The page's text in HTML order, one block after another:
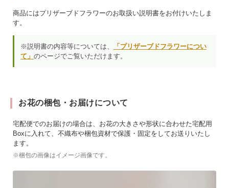
商品にはプリザーブドフラワーのお取扱い説明書をお付けいたしま
す。
※説明書の内容等については、
「プリザーブドフラワーについ
て」 のページでご覧いただけます。
お花の梱包・お届けについて
宅配便でのお届けの場合は、お花の大きさや形状に合わせた宅配用
Boxに入れて、不織布や梱包資材で保護・固定をしてお送りいたし
ます。
※梱包の画像はイメージ画像です。